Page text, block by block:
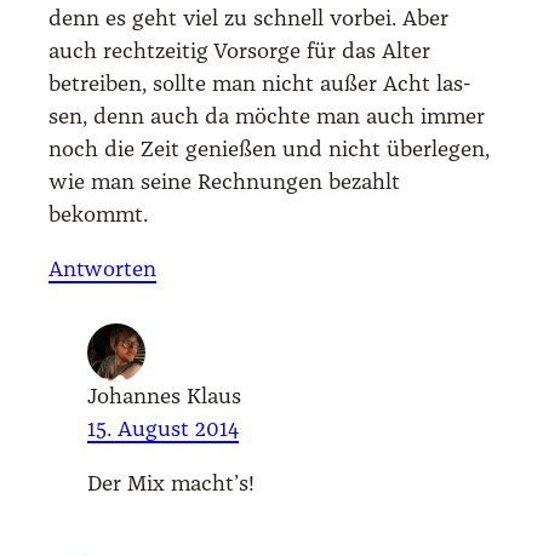
denn es geht viel zu schnell vor­bei. Aber
auch recht­zei­tig Vor­sor­ge für das Alter
betrei­ben, soll­te man nicht außer Acht las­
sen, denn auch da möch­te man auch immer
noch die Zeit genie­ßen und nicht über­le­gen,
wie man sei­ne Rech­nun­gen bezahlt
bekommt.
Antworten
Johannes Klaus
15. August 2014
Der Mix macht’s!